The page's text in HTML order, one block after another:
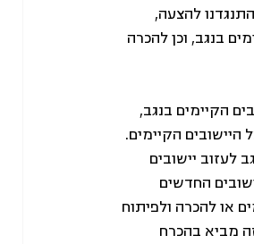
להצעה,
בנגב, וכן להכרה
הקיימים בנגב,
היישובים הקיימים.
לעזוב יישובים
החדשים
או להכרה ולפיתוח
מביא בהכרח